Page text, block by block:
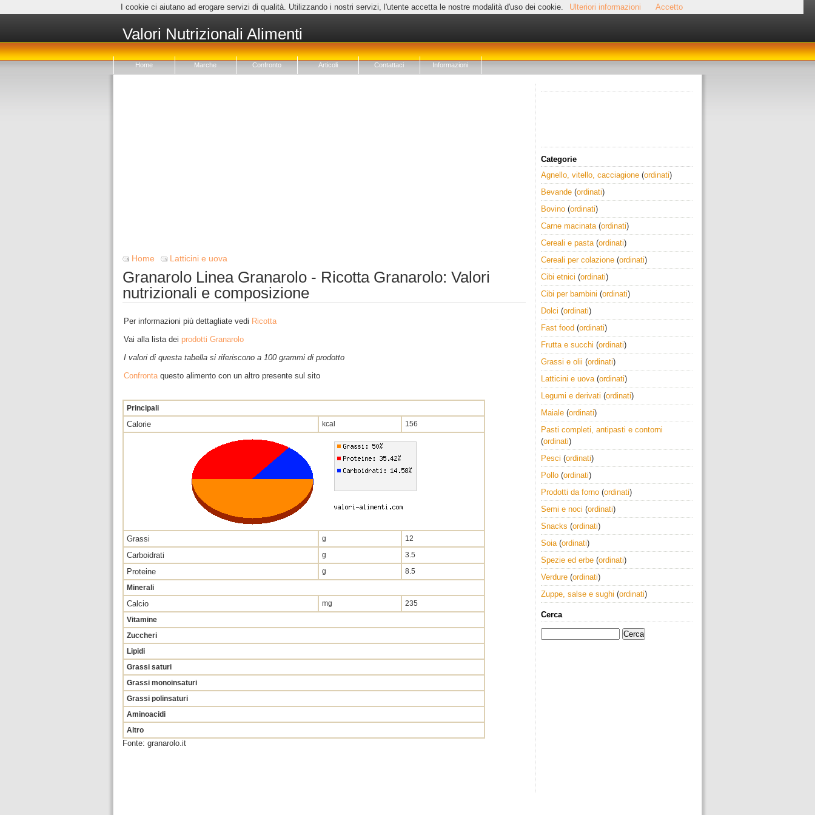
I cookie ci aiutano ad erogare servizi di qualità. Utilizzando i nostri servizi, l'utente accetta le nostre modalità d'uso dei cookie. Ulteriori informazioni Accetto
Valori Nutrizionali Alimenti
Home Marche Confronto Articoli Contattaci Informazioni
Home Latticini e uova
Granarolo Linea Granarolo - Ricotta Granarolo: Valori
nutrizionali e composizione
Per informazioni più dettagliate vedi Ricotta
Vai alla lista dei prodotti Granarolo
I valori di questa tabella si riferiscono a 100 grammi di prodotto
Confrontaquesto alimento con un altro presente sul sito
Principali
Calorie kcal 156
Grassi g 12
Carboidrati g 3.5
Proteine g
8.5
Minerali
Calcio mg
235
Vitamine
Zuccheri
Lipidi
Grassi saturi
Grassi monoinsaturi
Grassi polinsaturi
Aminoacidi
Altro
Fonte: granarolo.it
Categorie
Agnello, vitello, cacciagione (ordinati)
Bevande (ordinati)
Bovino (ordinati)
Carne macinata(ordinati)
Cereali e pasta(ordinati)
Cereali per colazione (ordinati)
Cibi etnici (ordinati)
Cibi per bambini (ordinati)
Dolci (ordinati)
Fast food (ordinati)
Frutta e succhi (ordinati)
Grassi e olii (ordinati)
Latticini e uova(ordinati)
Legumi e derivati (ordinati)
Maiale (ordinati)
Pasti completi, antipasti e contorni
(ordinati)
Pesci (ordinati)
Pollo (ordinati)
Prodotti da forno (ordinati)
Semi e noci (ordinati)
Snacks (ordinati)
Soia(ordinati)
Spezie ed erbe (ordinati)
Verdure (ordinati)
Zuppe, salse e sughi (ordinati)
Cerca